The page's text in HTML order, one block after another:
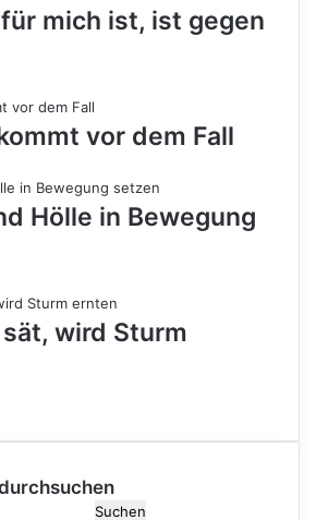
mich ist, ist gegen
vor dem Fall
Hölle in Bewegung
wird Sturm